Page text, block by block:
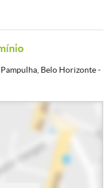
Belo Horizonte -